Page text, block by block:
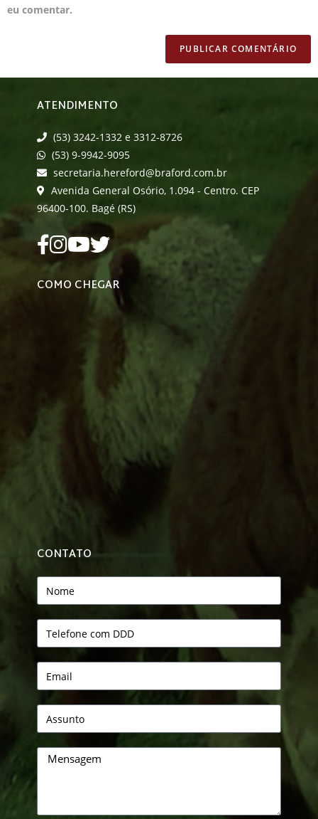
eu comentar.
ATENDIMENTO
(53) 3242-1332 e 3312-8726
(53) 9-9942-9095
secretaria.hereford@braford.com.br
Avenida General Osório, 1.094 - Centro. CEP
96400-100. Bagé (RS)
COMO CHEGAR
CONTATO